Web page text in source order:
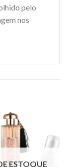
pelo
nos
ESTOQUE